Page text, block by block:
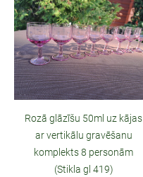
Rozā glāzīšu 50ml uz kājas
ar vertikālu gravēšanu
komplekts 8 personām
(Stikla gl 419)